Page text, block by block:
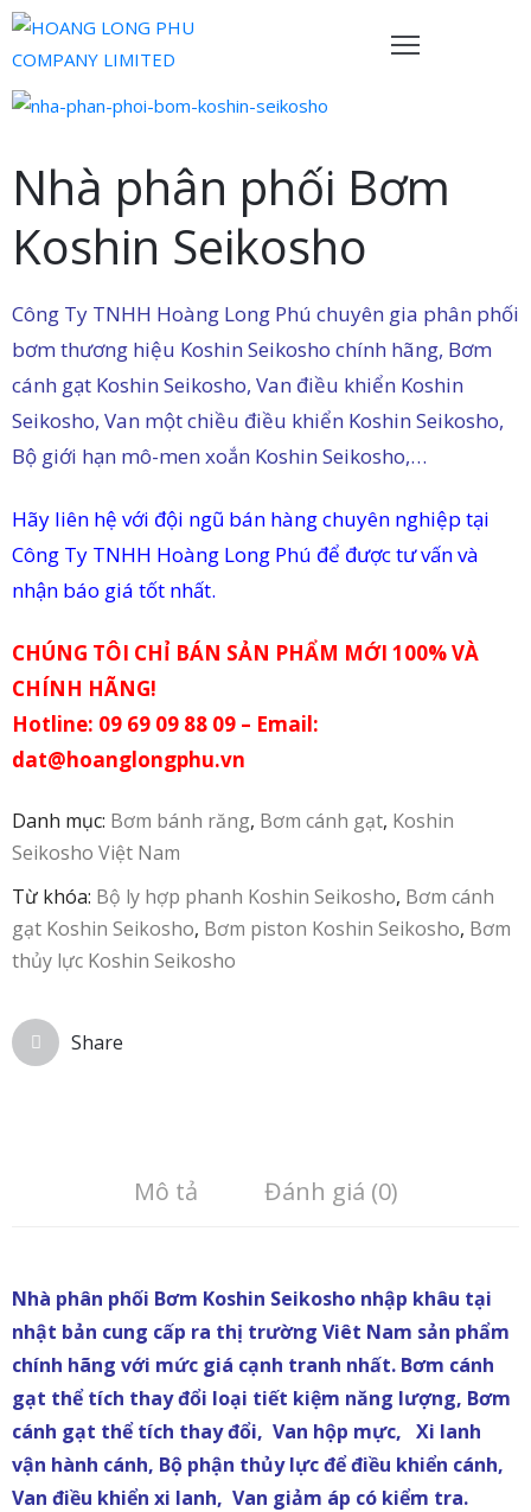
Nhà phân phối Bơm
Koshin Seikosho
Công Ty TNHH Hoàng Long Phú chuyên gia phân phối
bơm thương hiệu Koshin Seikosho chính hãng, Bơm
cánh gạt Koshin Seikosho, Van điều khiển Koshin
Seikosho, Van một chiều điều khiển Koshin Seikosho,
Bộ giới hạn mô-men xoắn Koshin Seikosho,…
Hãy liên hệ với đội ngũ bán hàng chuyên nghiệp tại
Công Ty TNHH Hoàng Long Phú để được tư vấn và
nhận báo giá tốt nhất.
CHÚNG TÔI CHỈ BÁN SẢN PHẨM MỚI 100% VÀ
CHÍNH HÃNG!
Hotline: 09 69 09 88 09 – Email:
dat@hoanglongphu.vn
Danh mục: Bơm bánh răng, Bơm cánh gạt, Koshin
Seikosho Việt Nam
Từ khóa: Bộ ly hợp phanh Koshin Seikosho, Bơm cánh
gạt Koshin Seikosho, Bơm piston Koshin Seikosho, Bơm
thủy lực Koshin Seikosho
Share
Mô tả Đánh giá (0)
Nhà phân phối Bơm Koshin Seikosho nhập khâu tại
nhật bản cung cấp ra thị trường Viêt Nam sản phẩm
chính hãng với mức giá cạnh tranh nhất. Bơm cánh
gạt thể tích thay đổi loại tiết kiệm năng lượng, Bơm
cánh gạt thể tích thay đổi, Van hộp mực, Xi lanh
vận hành cánh, Bộ phận thủy lực để điều khiển cánh,
Van điều khiển xi lanh, Van giảm áp có kiểm tra.